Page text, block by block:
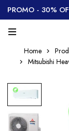
PROMO - 30%
Home
Mitsubishi